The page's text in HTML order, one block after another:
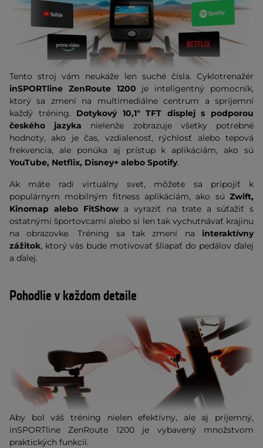
Tento stroj vám neukáže len suché čísla. Cyklotrenažér
inSPORTline ZenRoute 1200 je inteligentný pomocník,
ktorý sa zmení na multimediálne centrum a spríjemní
každý tréning. Dotykový 10,1" TFT displej s podporou
českého jazyka nielenže zobrazuje všetky potrebné
hodnoty, ako je čas, vzdialenosť, rýchlosť alebo tepová
frekvencia, ale ponúka aj prístup k aplikáciám, ako sú
YouTube, Netflix, Disney+ alebo Spotify.
Ak máte radi virtuálny svet, môžete sa pripojiť k
populárnym mobilným fitness aplikáciám, ako sú Zwift,
Kinomap alebo FitShow a vyraziť na trate a súťažiť s
ostatnými športovcami alebo si len tak vychutnávať krajinu
na obrazovke. Tréning sa tak zmení na interaktívny
zážitok, ktorý vás bude motivovať šliapať do pedálov ďalej
a ďalej.
Pohodlie v každom detaile
Aby bol váš tréning nielen efektívny, ale aj príjemný,
inSPORTline ZenRoute 1200 je vybavený množstvom
praktických funkcií.